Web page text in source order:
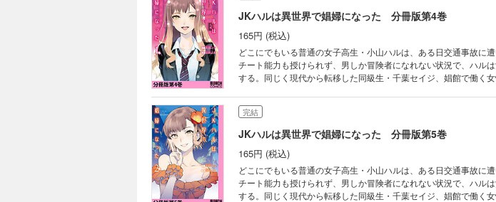
JKハルは異世界で娼婦になった 分冊版第4巻
165円 (税込)
どこにでもいる普通の女子高生・小山ハルは、ある日交通事故に
チート能力も授けられず、男しか冒険者になれない状況で、ハル
する。同じく現代から転移した同級生・千葉セイジ、娼館で働く
界転生小説がついにコミカライズ！ 分冊版第4巻！
完結
JKハルは異世界で娼婦になった 分冊版第5巻
165円 (税込)
どこにでもいる普通の女子高生・小山ハルは、ある日交通事故に
チート能力も授けられず、男しか冒険者になれない状況で、ハル
する。同じく現代から転移した同級生・千葉セイジ、娼館で働く